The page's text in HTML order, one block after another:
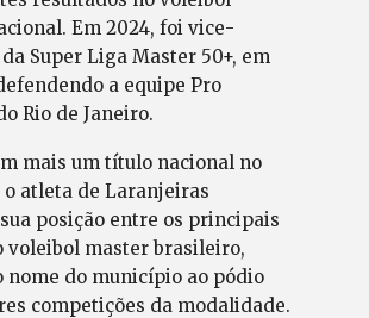
Em 2024, foi vice-
Super Liga Master 50+, em
a equipe Pro
Rio de Janeiro.
mais um título nacional no
atleta de Laranjeiras
posição entre os principais
voleibol master brasileiro,
nome do município ao pódio
competições da modalidade.